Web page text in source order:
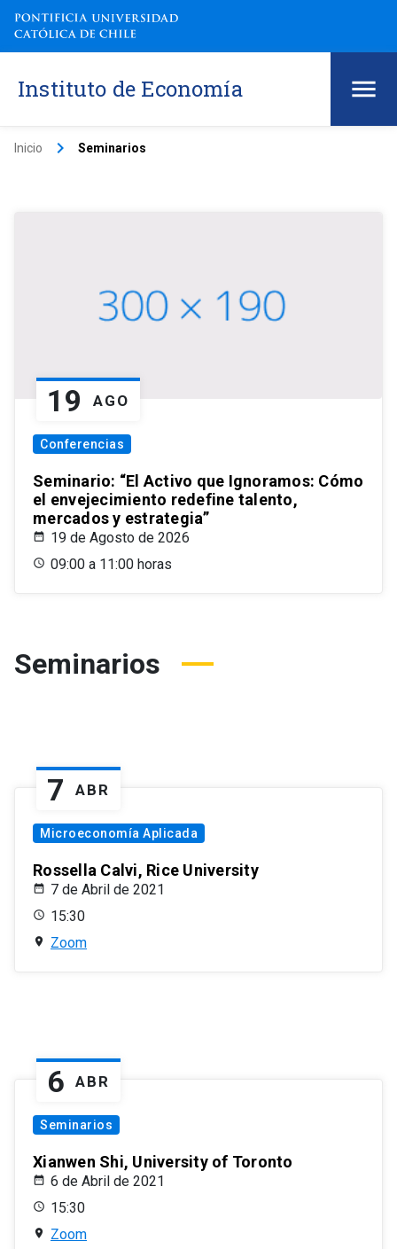
Instituto de Economía
Inicio keyboard_arrow_right Seminarios
19 AGO
Conferencias
Seminario: “El Activo que Ignoramos: Cómo
el envejecimiento redefine talento,
mercados y estrategia”
19 de Agosto de 2026
09:00 a 11:00 horas
Seminarios
7 ABR
Microeconomía Aplicada
Rossella Calvi, Rice University
7 de Abril de 2021
15:30
Zoom
6 ABR
Seminarios
Xianwen Shi, University of Toronto
6 de Abril de 2021
15:30
Zoom